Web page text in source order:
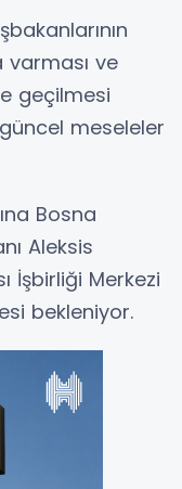
varması ve
geçilmesi
meseleler
Bosna
Aleksis
İşbirliği Merkezi
bekleniyor.